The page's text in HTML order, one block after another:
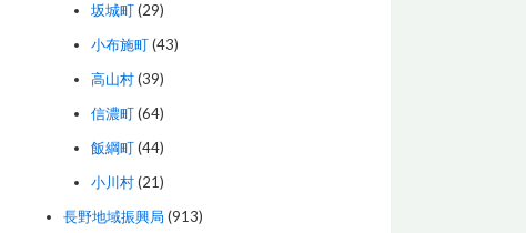
坂城町(29)
小布施町(43)
高山村(39)
信濃町(64)
飯綱町(44)
小川村(21)
長野地域振興局 (913)